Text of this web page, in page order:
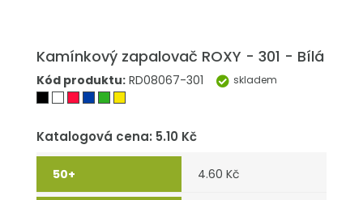
Kamínkový zapalovač ROXY - 301 - Bílá
Kód produktu: RD08067-301 skladem
Katalogová cena: 5.10 Kč
4.60 Kč